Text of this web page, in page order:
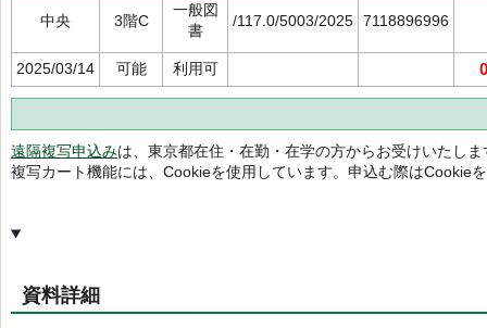
中央 3階C
一般図
書
/117.0/5003/2025 7118896996
2025/03/14 可能 利用可 0
遠隔複写申込みは、東京都在住・在勤・在学の方からお受けいたしま
複写カート機能には、Cookieを使用しています。申込む際はCookie
資料詳細